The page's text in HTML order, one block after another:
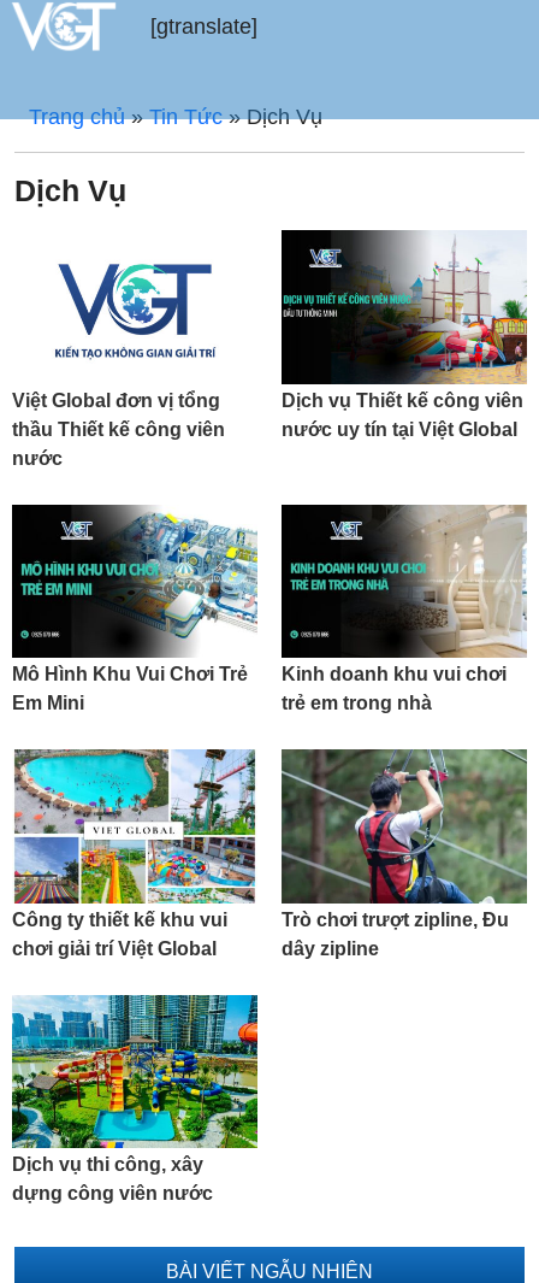
[gtranslate]
Trang chủ»Tin Tức»Dịch Vụ
Dịch Vụ
Việt Global đơn vị tổng
thầu Thiết kế công viên
nước
Dịch vụ Thiết kế công viên
nước uy tín tại Việt Global
Mô Hình Khu Vui Chơi Trẻ
Em Mini
Kinh doanh khu vui chơi
trẻ em trong nhà
Công ty thiết kế khu vui
chơi giải trí Việt Global
Trò chơi trượt zipline, Đu
dây zipline
Dịch vụ thi công, xây
dựng công viên nước
BÀI VIẾT NGẪU NHIÊN